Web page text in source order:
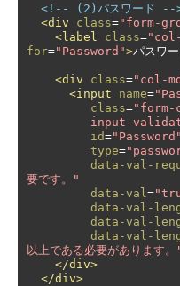
<!-- (2)パスワード --
<div
class="form-
<label
class=
for="Password">パスワ
<div class="col-
<input
name=
class="form-
input-
id="Password"
type=
data-val-
要です。"
data-val =
data-val-
data-val-
data-val-
以上である必要があります。
</div>
</div>